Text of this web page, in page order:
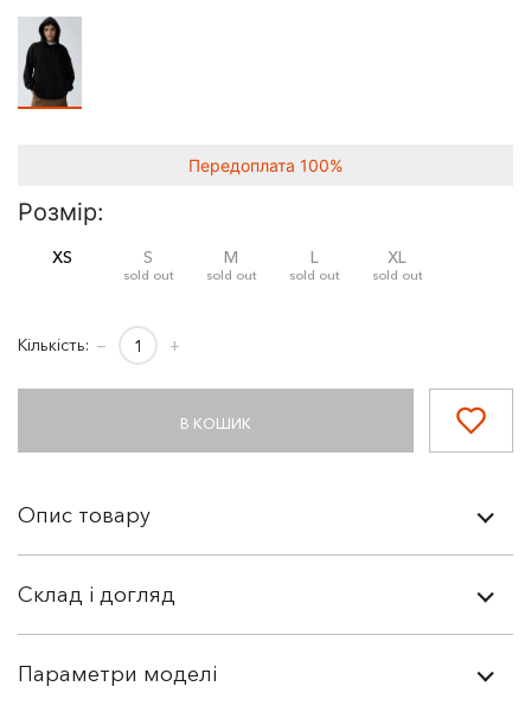
Передоплата 100%
Розмір:
XS S
sold out
M
sold out
L
sold out
XL
sold out
Кількість: − +
В КОШИК
Опис товару
Склад і догляд
Параметри моделі